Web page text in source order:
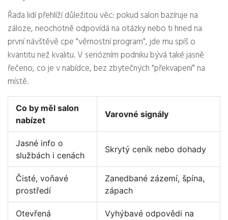
Řada lidí přehlíží důležitou věc: pokud salon bazíruje na
záloze, neochotně odpovídá na otázky nebo ti hned na
první návštěvě cpe "věrnostní program", jde mu spíš o
kvantitu než kvalitu. V seriózním podniku bývá také jasně
řečeno, co je v nabídce, bez zbytečných "překvapení" na
místě.
Co by měl salon
nabízet
Varovné signály
Jasné info o
službách i cenách
Skrytý ceník nebo dohady
Čisté, voňavé
prostředí
Zanedbané zázemí, špína,
zápach
Otevřená
Vyhýbavé odpovědi na